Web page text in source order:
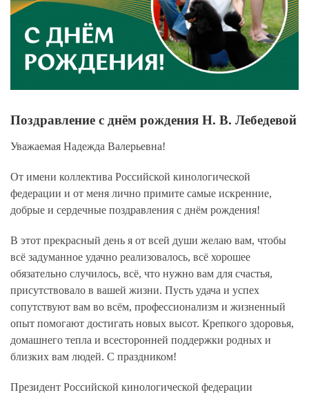
Поздравление с днём рождения Н. В. Лебедевой
Уважаемая Надежда Валерьевна!
От имени коллектива Российской кинологической
федерации и от меня лично примите самые искренние,
добрые и сердечные поздравления с днём рождения!
В этот прекрасный день я от всей души желаю вам, чтобы
всё задуманное удачно реализовалось, всё хорошее
обязательно случилось, всё, что нужно вам для счастья,
присутствовало в вашей жизни. Пусть удача и успех
сопутствуют вам во всём, профессионализм и жизненный
опыт помогают достигать новых высот. Крепкого здоровья,
домашнего тепла и всесторонней поддержки родных и
близких вам людей. С праздником!
Президент Российской кинологической федерации